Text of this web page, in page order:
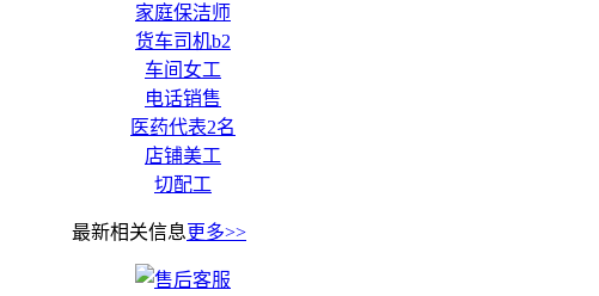
家庭保洁师
货车司机b2
车间女工
电话销售
医药代表2名
店铺美工
切配工
最新相关信息更多>>